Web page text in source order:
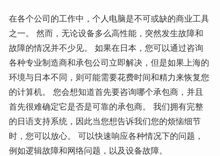
在各个公司的工作中，个人电脑是不可或缺的商业工具
之一。 然而，无论设备多么高性能，突然发生故障和
故障的情况并不少见。 如果在日本，您可以通过咨询
各种专业制造商和承包公司立即解决，但是如果上海的
环境与日本不同，则可能需要花费时间和精力来恢复您
的计算机。 您会想知道首先要咨询哪个承包商，并且
首先很难确定它是否是可靠的承包商。 我们拥有完整
的日语支持系统，因此当您想告诉我们您的烦恼细节
时，您可以放心。 可以快速响应各种情况下的问题，
例如逻辑故障和网络问题，以及设备故障。